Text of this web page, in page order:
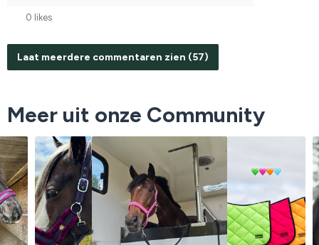
0 likes
Laat meerdere commentaren zien (57)
Meer uit onze Community